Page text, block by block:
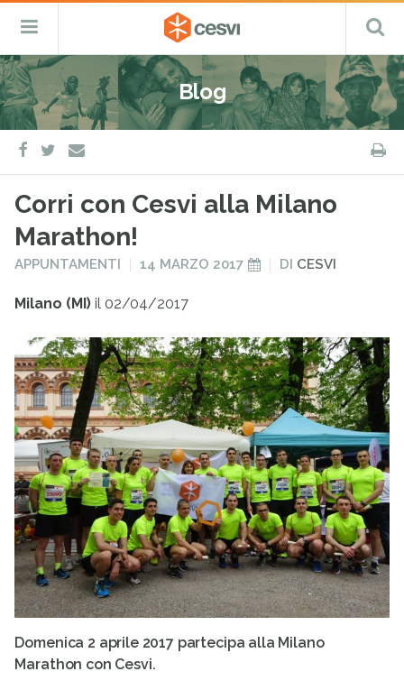
Salta
al
contenuto
CESVI
Fondazione
–
ETS
Cooperazione,
Emergenza
e
Sviluppo
Menu
Blog
facebook
twitter
e-
mail
Corri con Cesvi alla Milano
Marathon!
PUBBLICATO
APPUNTAMENTI
PUBBLICATO
14 MARZO 2017 DI CESVI
Milano (MI) il 02/04/2017
Domenica 2 aprile 2017 partecipa alla Milano
Marathon con Cesvi.